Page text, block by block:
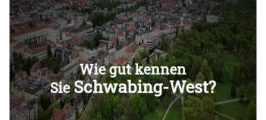
Überspringen